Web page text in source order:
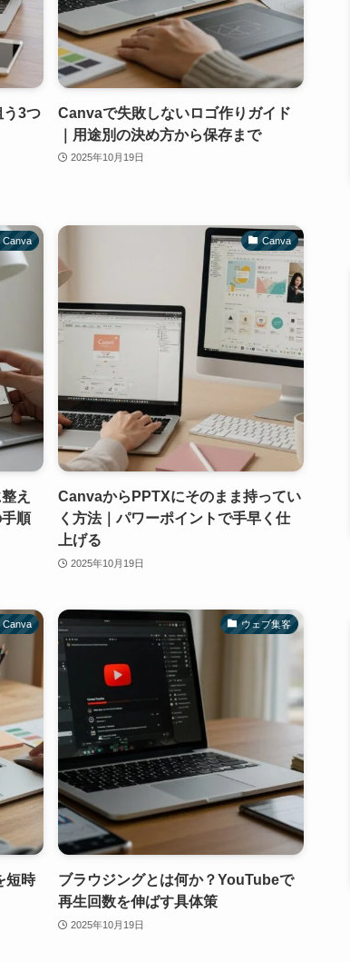
う3つ
Canvaで失敗しないロゴ作りガイド
｜用途別の決め方から保存まで
2025年10月19日
Canva
え
順
Canva
CanvaからPPTXにそのまま持ってい
く方法｜パワーポイントで手早く仕
上げる
2025年10月19日
Canva
短時
ウェブ集客
ブラウジングとは何か？YouTubeで
再生回数を伸ばす具体策
2025年10月19日